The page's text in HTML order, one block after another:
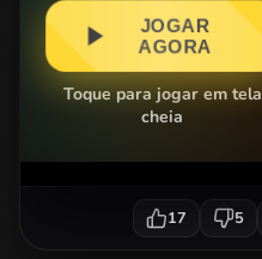
JOGAR
AGORA
Toque para jogar em tela
cheia
17 5